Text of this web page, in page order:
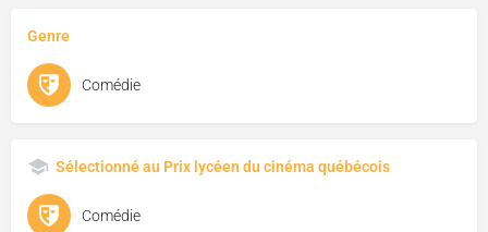
Genre
Comédie
Sélectionné au Prix lycéen du cinéma québécois
Comédie